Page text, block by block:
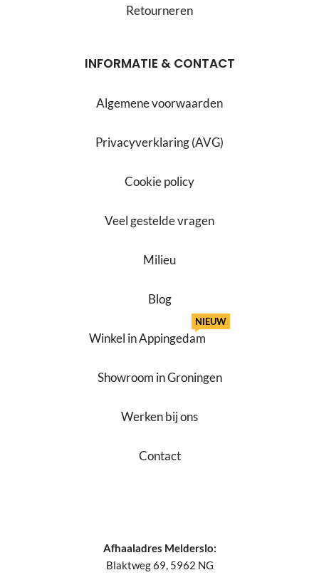
Retourneren
INFORMATIE & CONTACT
Algemene voorwaarden
Privacyverklaring (AVG)
Cookie policy
Veel gestelde vragen
Milieu
Blog
Winkel in Appingedam
NIEUW
Showroom in Groningen
Werken bij ons
Contact
Afhaaladres Melderslo:
Blaktweg 69, 5962 NG